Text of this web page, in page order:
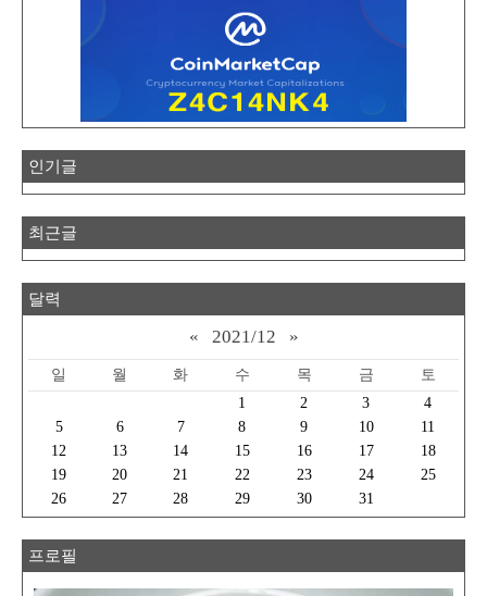
인기글
최근글
달력
« 2021/12 »
일 월 화 수 목 금
토
1
2 3
4
5
6 7 8 9 10
11
12
13 14 15 16 17
18
19
20 21 22 23 24
25
26
27 28 29 30 31
프로필